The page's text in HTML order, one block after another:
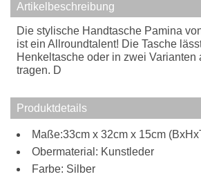
Artikelbeschreibung
Die stylische Handtasche Pamina
ist ein Allroundtalent! Die Tasche
Henkeltasche oder in zwei Varianten
tragen. D
Produktdetails
Maße:33cm x 32cm x 15cm
Obermaterial: Kunstleder
Farbe: Silber